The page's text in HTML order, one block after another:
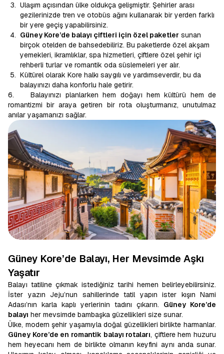
Ulaşım açısından ülke oldukça gelişmiştir. Şehirler arası
gezilerinizde tren ve otobüs ağını kullanarak bir yerden farklı
bir yere geçiş yapabilirsiniz.
Güney Kore’de balayı çiftleri için özel paketler sunan
birçok otelden de bahsedebiliriz. Bu paketlerde özel akşam
yemekleri, ikramlıklar, spa hizmetleri, çiftlere özel şehir içi
rehberli turlar ve romantik oda süslemeleri yer alır.
Kültürel olarak Kore halkı saygılı ve yardımseverdir, bu da
balayınızı daha konforlu hale getirir.
6. Balayınızı planlarken hem doğayı hem kültürü hem de
romantizmi bir araya getiren bir rota oluşturmanız, unutulmaz
anılar yaşamanızı sağlar.
Güney Kore’de Balayı, Her Mevsimde Aşkı
Yaşatır
Balayı tatiline çıkmak istediğiniz tarihi hemen belirleyebilirsiniz.
İster yazın Jeju’nun sahillerinde tatil yapın ister kışın Nami
Adası’nın karla kaplı yerlerinin tadını çıkarın. Güney Kore’de
balayı her mevsimde bambaşka güzellikleri size sunar.
Ülke, modern şehir yaşamıyla doğal güzellikleri birlikte harmanlar.
Güney Kore’de en romantik balayı rotaları, çiftlere hem huzuru
hem heyecanı hem de birlikte olmanın keyfini aynı anda sunar.